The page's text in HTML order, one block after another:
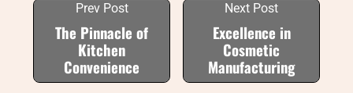
Prev Post
The Pinnacle of
Kitchen
Convenience
Next Post
Excellence in
Cosmetic
Manufacturing